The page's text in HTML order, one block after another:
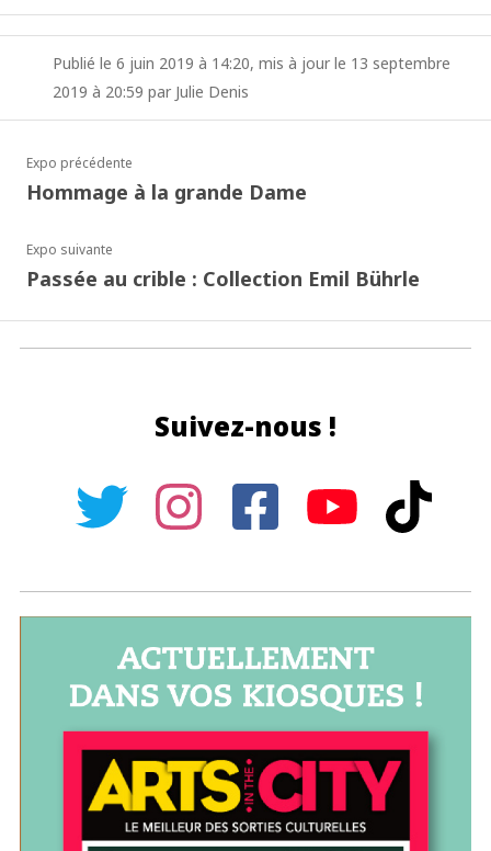
Publié le 6 juin 2019 à 14:20, mis à jour le 13 septembre
2019 à 20:59 par Julie Denis
Expo précédente
Hommage à la grande Dame
Expo suivante
Passée au crible : Collection Emil Bührle
Suivez-nous !